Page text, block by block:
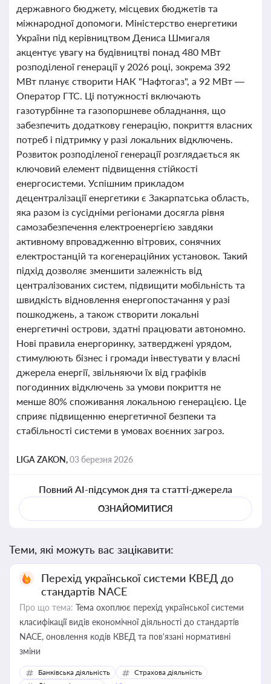
державного бюджету, місцевих бюджетів та
міжнародної допомоги. Міністерство енергетики
України під керівництвом Дениса Шмигаля
акцентує увагу на будівництві понад 480 МВт
розподіленої генерації у 2026 році, зокрема 392
МВт планує створити НАК "Нафтогаз", а 92 МВт —
Оператор ГТС. Ці потужності включають
газотурбінне та газопоршневе обладнання, що
забезпечить додаткову генерацію, покриття власних
потреб і підтримку у разі локальних відключень.
Розвиток розподіленої генерації розглядається як
ключовий елемент підвищення стійкості
енергосистеми. Успішним прикладом
децентралізації енергетики є Закарпатська область,
яка разом із сусідніми регіонами досягла рівня
самозабезпечення електроенергією завдяки
активному впровадженню вітрових, сонячних
електростанцій та когенераційних установок. Такий
підхід дозволяє зменшити залежність від
централізованих систем, підвищити мобільність та
швидкість відновлення енергопостачання у разі
пошкоджень, а також створити локальні
енергетичні острови, здатні працювати автономно.
Нові правила енергоринку, затверджені урядом,
стимулюють бізнес і громади інвестувати у власні
джерела енергії, звільняючи їх від графіків
погодинних відключень за умови покриття не
менше 80% споживання локальною генерацією. Це
сприяє підвищенню енергетичної безпеки та
стабільності системи в умовах воєнних загроз.
LIGA ZAKON,03 березня 2026
Повний AI-підсумок дня та статті-джерела
ОЗНАЙОМИТИСЯ
Теми, які можуть вас зацікавити:
Перехід української системи КВЕД до
стандартів NACE
Про що тема: Тема охоплює перехід української системи
класифікації видів економічної діяльності до стандартів
NACE, оновлення кодів КВЕД та пов'язані нормативні
зміни
Банківська діяльність
Страхова діяльність